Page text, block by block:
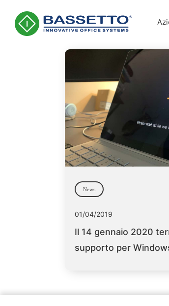
Main Navigation
News
01/04/2019
Il 14 gennaio 2020
supporto per